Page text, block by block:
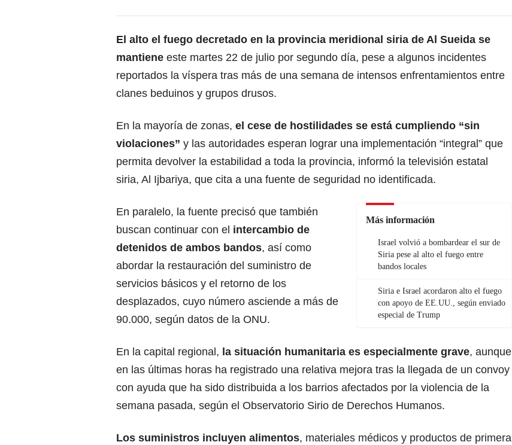
El alto el fuego decretado en la provincia meridional siria de Al Sueida se
mantiene este martes 22 de julio por segundo día, pese a algunos incidentes
reportados la víspera tras más de una semana de intensos enfrentamientos entre
clanes beduinos y grupos drusos.
En la mayoría de zonas, el cese de hostilidades se está cumpliendo “sin
violaciones” y las autoridades esperan lograr una implementación “integral” que
permita devolver la estabilidad a toda la provincia, informó la televisión estatal
siria, Al Ijbariya, que cita a una fuente de seguridad no identificada.
Más información
Israel volvió a bombardear el sur de
Siria pese al alto el fuego entre
bandos locales
Siria e Israel acordaron alto el fuego
con apoyo de EE.UU., según enviado
especial de Trump
En paralelo, la fuente precisó que también
buscan continuar con el intercambio de
detenidos de ambos bandos, así como
abordar la restauración del suministro de
servicios básicos y el retorno de los
desplazados, cuyo número asciende a más de
90.000, según datos de la ONU.
En la capital regional, la situación humanitaria es especialmente grave, aunque
en las últimas horas ha registrado una relativa mejora tras la llegada de un convoy
con ayuda que ha sido distribuida a los barrios afectados por la violencia de la
semana pasada, según el Observatorio Sirio de Derechos Humanos.
Los suministros incluyen alimentos, materiales médicos y productos de primera